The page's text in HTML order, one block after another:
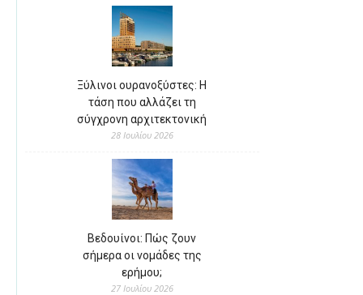
Ξύλινοι ουρανοξύστες: Η
τάση που αλλάζει τη
σύγχρονη αρχιτεκτονική
28 Ιουλίου 2026
Βεδουίνοι: Πώς ζουν
σήμερα οι νομάδες της
ερήμου;
27 Ιουλίου 2026